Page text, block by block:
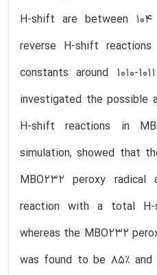
H-shift are between
reverse H-shift
constants around 1010-
investigated the possible
H-shift reactions in
simulation, showed that
MBO232 peroxy radical
reaction with a total
whereas the MBO232
was found to be 85%